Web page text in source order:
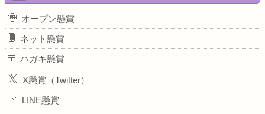
オープン懸賞
ネット懸賞
ハガキ懸賞
X懸賞（Twitter）
LINE懸賞